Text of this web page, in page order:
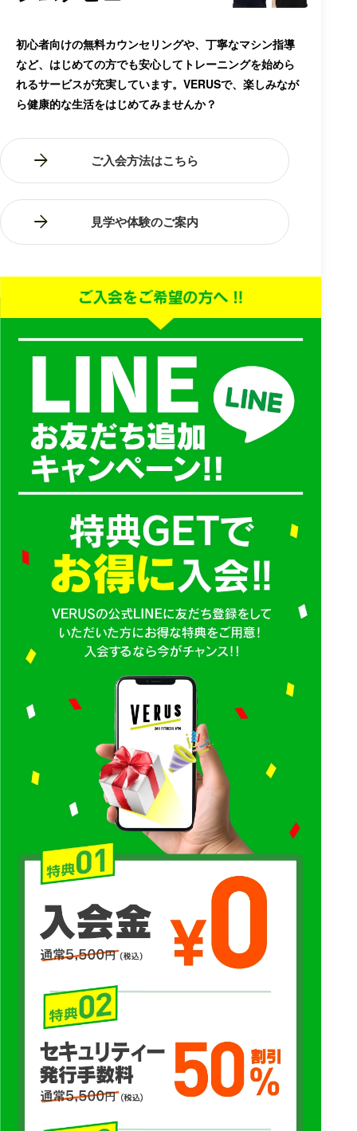
初心者向けの無料カウンセリングや、丁寧なマシン指導
など、はじめての方でも安心してトレーニングを始めら
れるサービスが充実しています。VERUSで、楽しみなが
ら健康的な生活をはじめてみませんか？
ご入会方法はこちら
見学や体験のご案内